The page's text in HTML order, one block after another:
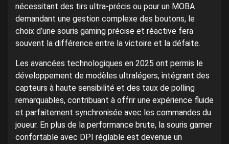
nécessitant des tirs ultra-précis ou pour un MOBA
demandant une gestion complexe des boutons, le
choix d’une souris gaming précise et réactive fera
souvent la différence entre la victoire et la défaite.
Les avancées technologiques en 2025 ont permis le
développement de modèles ultralégers, intégrant des
capteurs à haute sensibilité et des taux de polling
remarquables, contribuant à offrir une expérience fluide
et parfaitement synchronisée avec les commandes du
joueur. En plus de la performance brute, la souris gamer
confortable avec DPI réglable est devenue un